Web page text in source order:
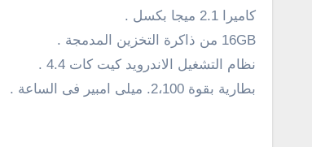
كاميرا 2.1 ميجا بكسل .
16GB من ذاكرة التخزين المدمجة .
نظام التشغيل الاندرويد كيت كات 4.4 .
بطارية بقوة 2،100. ميلى امبير فى الساعة .